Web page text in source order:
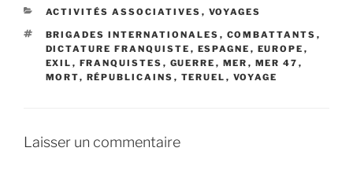
CATÉGORIES
ACTIVITÉS ASSOCIATIVES , VOYAGES
ÉTIQUETTES
BRIGADES INTERNATIONALES , COMBATTANTS ,
DICTATURE FRANQUISTE , ESPAGNE , EUROPE ,
EXIL , FRANQUISTES , GUERRE , MER , MER 47 ,
MORT, RÉPUBLICAINS , TERUEL , VOYAGE
Laisser un commentaire